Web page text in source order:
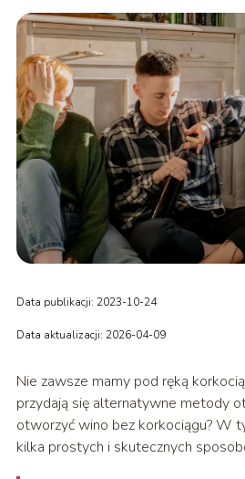
Data publikacji: 2023-10-24
Data aktualizacji: 2026-04-09
Nie zawsze mamy pod ręką
przydają się alternatywne metody
otworzyć wino bez korkociągu? W
kilka prostych i skutecznych